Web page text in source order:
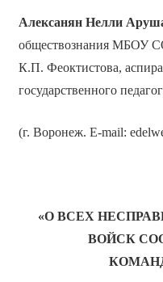
Алексанян Нелли
обществознания МБОУ
К.П. Феоктистова,
государственного
(г. Воронеж. E-mail:
«О ВСЕХ
ВОЙСК